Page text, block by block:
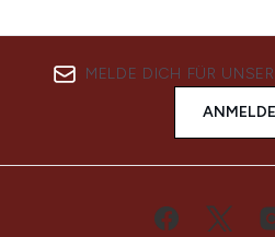
MELDE DICH FÜR